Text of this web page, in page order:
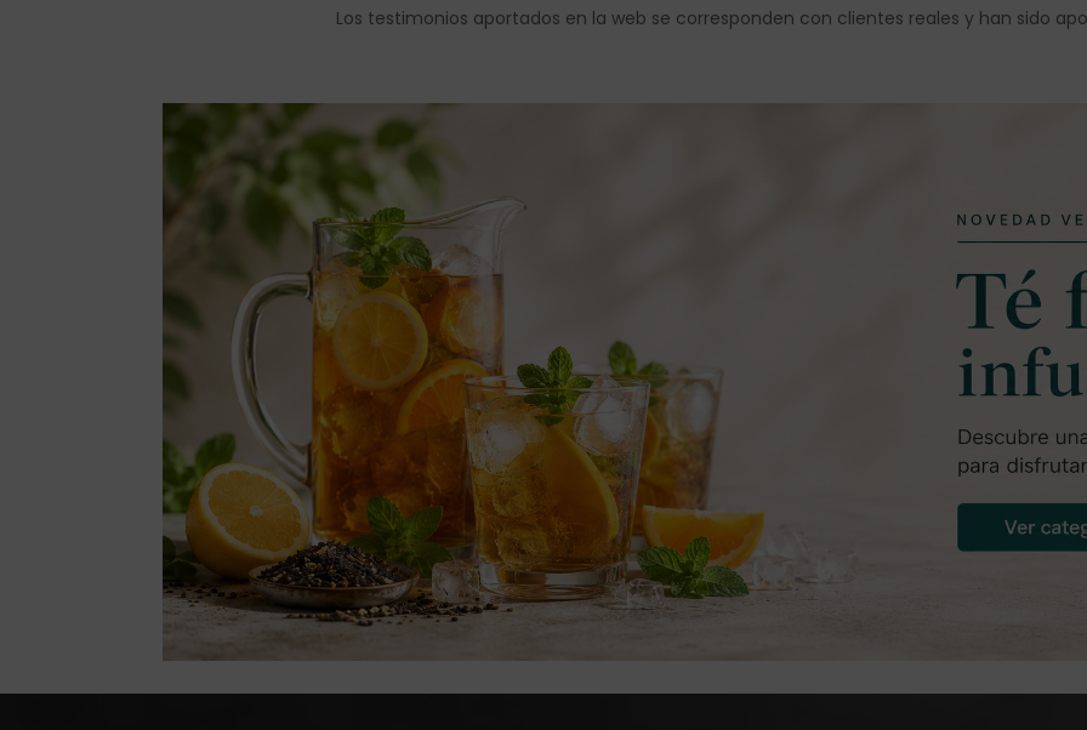
Los testimonios aportados en la web se corresponden con clientes reales y han sido